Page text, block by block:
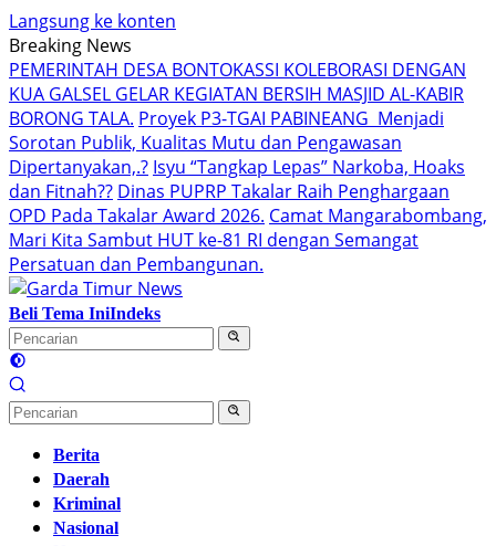
Langsung ke konten
Breaking News
PEMERINTAH DESA BONTOKASSI KOLEBORASI DENGAN
KUA GALSEL GELAR KEGIATAN BERSIH MASJID AL-KABIR
BORONG TALA. Proyek P3-TGAI PABINEANG Menjadi
Sorotan Publik, Kualitas Mutu dan Pengawasan
Dipertanyakan,.? Isyu “Tangkap Lepas” Narkoba, Hoaks
dan Fitnah?? Dinas PUPRP Takalar Raih Penghargaan
OPD Pada Takalar Award 2026. Camat Mangarabombang,
Mari Kita Sambut HUT ke-81 RI dengan Semangat
Persatuan dan Pembangunan.‍
Beli Tema IniIndeks
Berita
Daerah
Kriminal
Nasional